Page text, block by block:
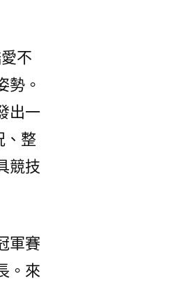
不
勢。
出一
、整
競技
軍賽
。來